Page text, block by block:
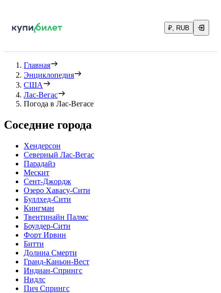
₽, RUB
Главная
Энциклопедия
США
Лас-Вегас
Погода в Лас-Вегасе
Соседние города
Хендерсон
Северный Лас-Вегас
Парадайз
Мескит
Сент-Джордж
Озеро Хавасу-Сити
Буллхед-Сити
Кингман
Твентинайн Палмс
Боулдер-Сити
Форт Ирвин
Битти
Долина Смерти
Гранд-Каньон-Вест
Индиан-Спрингс
Нидлс
Пич Спрингс